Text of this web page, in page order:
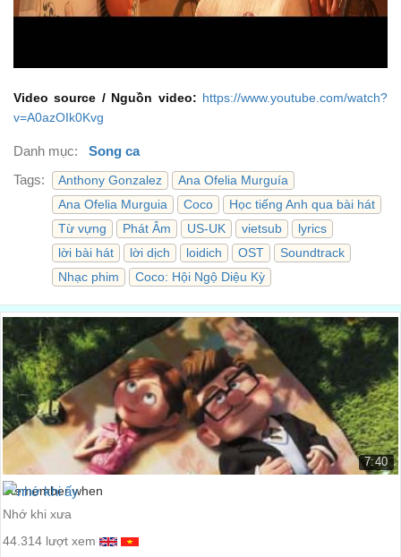
Video source / Nguồn video: https://www.youtube.com/watch?
v=A0azOIk0Kvg
Danh mục:
Song ca
Tags:
Anthony Gonzalez
Ana Ofelia Murguía
Ana Ofelia Murguia
Coco
Học tiếng Anh qua bài hát
Từ vựng
Phát Âm US-UK vietsub
lyrics
lời bài hát
lời dịch loidich OST
Soundtrack
Nhạc phim
Coco: Hội Ngộ Diệu Kỳ
7:40
Remember when
Nhớ khi xưa
44.314 lượt xem